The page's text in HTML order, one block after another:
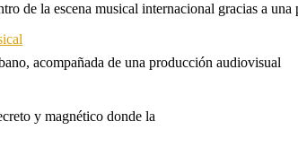
de la escena musical internacional gracias a una
acompañada de una producción audiovisual
y magnético donde la